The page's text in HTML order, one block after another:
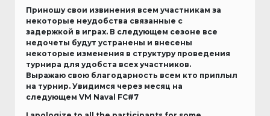
Приношу свои извинения всем участникам за
некоторые неудобства связанные с
задержкой в играх. В следующем сезоне все
недочеты будут устранены и внесены
некоторые изменения в структуру проведения
турнира для удобста всех участников.
Выражаю свою благодарность всем кто приплыл
на турнир. Увидимся через месяц на
следующем VM Naval FC#7